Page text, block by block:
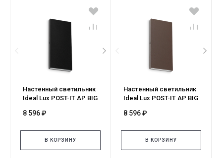
Настенный светильник
Ideal Lux POST-IT AP BIG
8 596 ₽
В КОРЗИНУ
Настенный светильник
Ideal Lux POST-IT AP BIG
8 596 ₽
В КОРЗИНУ